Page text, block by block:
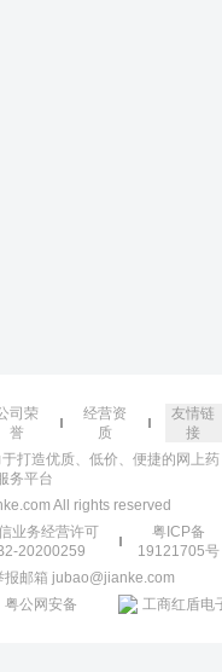
司荣
誉
经营资
质
友情链
接
打造优质、低价、便捷的网上药
务平台
All rights reserved
业务经营许可
20200259
粤ICP备
19121705号
邮箱 jubao@jianke.com